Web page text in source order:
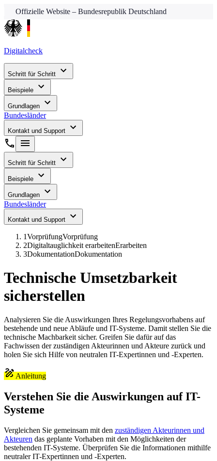
Offizielle Website – Bundesrepublik Deutschland
Digitalcheck
Schritt für Schritt
Beispiele
Grundlagen
Bundesländer
Kontakt und Support
Schritt für Schritt
Beispiele
Grundlagen
Bundesländer
Kontakt und Support
1VorprüfungVorprüfung
2Digitaltauglichkeit erarbeitenErarbeiten
3DokumentationDokumentation
Technische Umsetzbarkeit
sicherstellen
Analysieren Sie die Auswirkungen Ihres Regelungsvorhabens auf
bestehende und neue Abläufe und IT-Systeme. Damit stellen Sie die
technische Machbarkeit sicher. Greifen Sie dafür auf das
Fachwissen der zuständigen Akteurinnen und Akteure zurück und
holen Sie sich Hilfe von neutralen IT-Expertinnen und -Experten.
Anleitung
Verstehen Sie die Auswirkungen auf IT-
Systeme
Vergleichen Sie gemeinsam mit den zuständigen Akteurinnen und
Akteuren das geplante Vorhaben mit den Möglichkeiten der
bestehenden IT-Systeme. Überprüfen Sie die Informationen mithilfe
neutraler IT-Expertinnen und -Experten.